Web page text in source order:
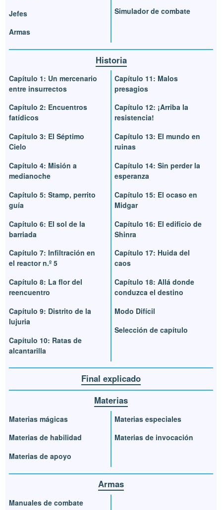
Jefes
Armas
Simulador de combate
Historia
Capítulo 1: Un mercenario
entre insurrectos
Capítulo 2: Encuentros
fatídicos
Capítulo 3: El Séptimo
Cielo
Capítulo 4: Misión a
medianoche
Capítulo 5: Stamp, perrito
guía
Capítulo 6: El sol de la
barriada
Capítulo 7: Infiltración en
el reactor n.º 5
Capítulo 8: La flor del
reencuentro
Capítulo 9: Distrito de la
lujuria
Capítulo 10: Ratas de
alcantarilla
Capítulo 11: Malos
presagios
Capítulo 12: ¡Arriba la
resistencia!
Capítulo 13: El mundo en
ruinas
Capítulo 14: Sin perder la
esperanza
Capítulo 15: El ocaso en
Midgar
Capítulo 16: El edificio de
Shinra
Capítulo 17: Huida del
caos
Capítulo 18: Allá donde
conduzca el destino
Modo Difícil
Selección de capítulo
Final explicado
Materias
Materias mágicas
Materias de habilidad
Materias de apoyo
Materias especiales
Materias de invocación
Armas
Manuales de combate